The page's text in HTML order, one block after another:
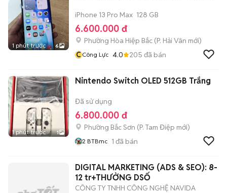
1 phút trước 6
iPhone 13 Pro Max 128 GB
6.600.000 đ
Phường Hòa Hiệp Bắc (P. Hải Vân mới)
CCông Lực 4.0 205 đã bán
1 phút trước 1
Nintendo Switch OLED 512GB Trắng
Đã sử dụng
6.800.000 đ
Phường Bắc Sơn (P. Tam Điệp mới)
2 BTBmc 1 đã bán
DIGITAL MARKETING (ADS & SEO): 8-
12 tr+THƯỞNG DSỐ
CÔNG TY TNHH CÔNG NGHỆ NAVIDA